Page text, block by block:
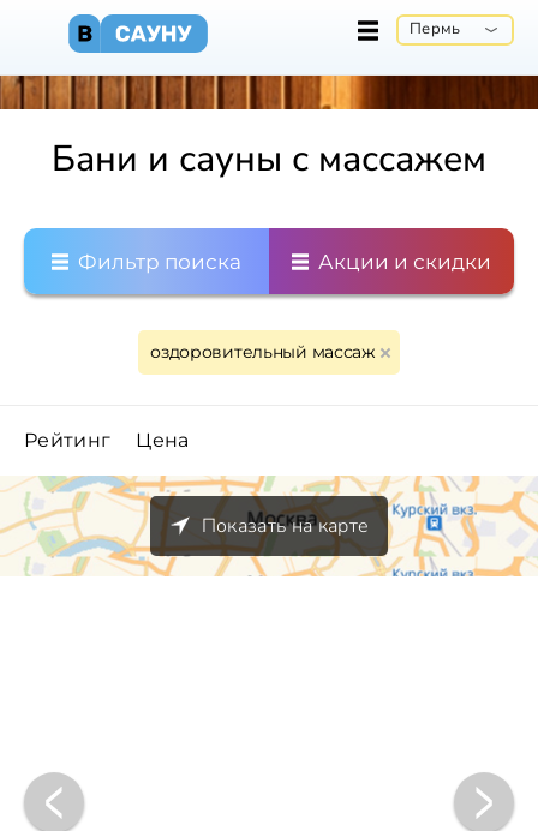
Пермь
Бани и сауны с массажем
Фильтр поиска Акции и скидки
оздоровительный массаж
Рейтинг Цена
Показать на карте